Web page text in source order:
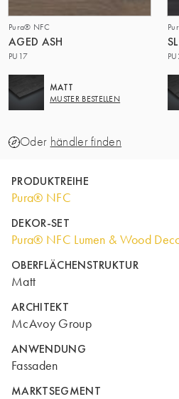
Pura® NFC
AGED ASH
PU17
MATT
MUSTER BESTELLEN
Oder händler finden
PRODUKTREIHE
Pura® NFC
DEKOR-SET
Pura® NFC Lumen & Wood
OBERFLÄCHENSTRUKTUR
Matt
ARCHITEKT
McAvoy Group
ANWENDUNG
Fassaden
MARKTSEGMENT